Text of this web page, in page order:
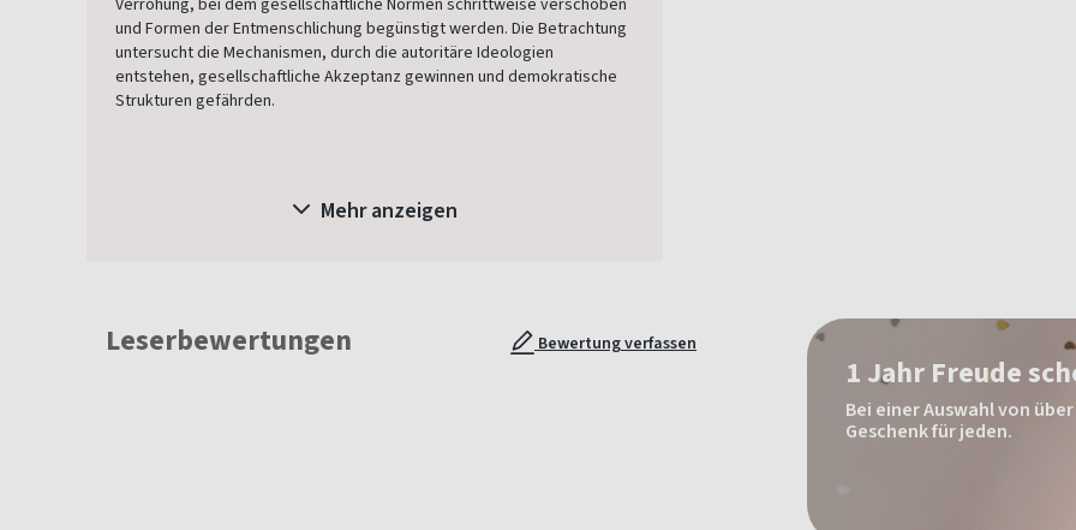
und Formen der Entmenschlichung begünstigt werden. Die Betrachtung
untersucht die Mechanismen, durch die autoritäre Ideologien
entstehen, gesellschaftliche Akzeptanz gewinnen und demokratische
Strukturen gefährden.
Mehr anzeigen
Leserbewertungen Bewertung verfassen
1 Jahr Freude
Bei einer Auswahl von
Geschenk für jeden.